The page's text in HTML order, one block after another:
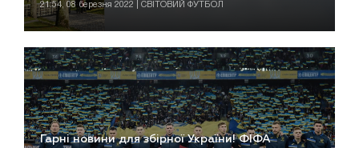
21:54, 08 березня 2022 | СВІТОВИЙ ФУТБОЛ
Гарні новини для збірної України! ФІФА